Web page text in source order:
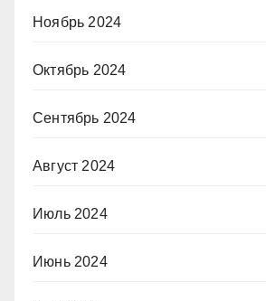
Ноябрь 2024
Октябрь 2024
Сентябрь 2024
Август 2024
Июль 2024
Июнь 2024